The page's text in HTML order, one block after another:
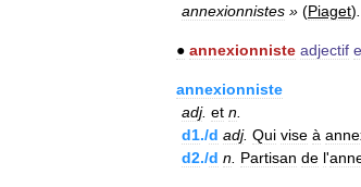
annexionnistes » (Piaget)
● annexionniste adjectif
annexionniste
adj. et n
d1./d adj. Qui vise à
d2./d n Partisan de l'